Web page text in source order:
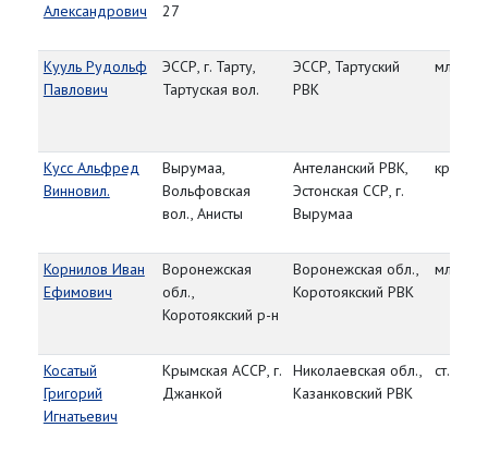
Александрович
27
Кууль Рудольф
Павлович
ЭССР, г. Тарту,
Тартуская вол.
ЭССР, Тартуский
РВК
мл.
Кусс Альфред
Винновил.
Вырумаа,
Вольфовская
вол., Анисты
Антеланский РВК,
Эстонская ССР, г.
Вырумаа
Корнилов Иван
Ефимович
Воронежская
обл.,
Коротоякский р-н
Воронежская обл.,
Коротоякский РВК
мл.
Косатый
Григорий
Игнатьевич
Крымская АССР, г.
Джанкой
Николаевская обл.,
Казанковский РВК
ст.